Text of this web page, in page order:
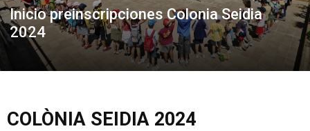
Inicio preinscripciones Colonia Seidia
2024
COLÒNIA SEIDIA 2024